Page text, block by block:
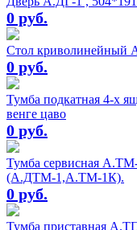
0 руб.
Стол криволинейный
0 руб.
Тумба подкатная 4-х
венге цаво
0 руб.
Тумба сервисная
(А.ДТМ-1,А.ТМ-1К).
0 руб.
Тумба приставная